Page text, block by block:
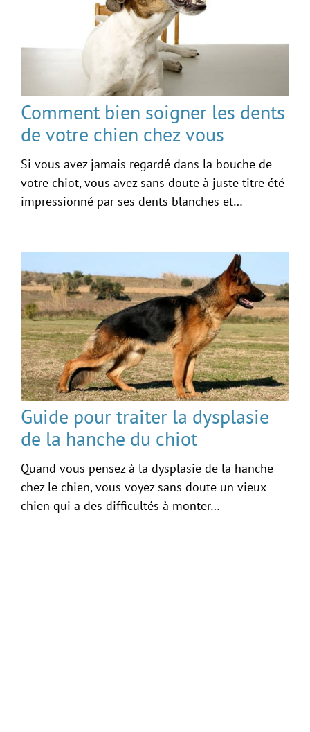
Comment bien soigner les dents
de votre chien chez vous
Si vous avez jamais regardé dans la bouche de
votre chiot, vous avez sans doute à juste titre été
impressionné par ses dents blanches et…
Guide pour traiter la dysplasie
de la hanche du chiot
Quand vous pensez à la dysplasie de la hanche
chez le chien, vous voyez sans doute un vieux
chien qui a des difficultés à monter…